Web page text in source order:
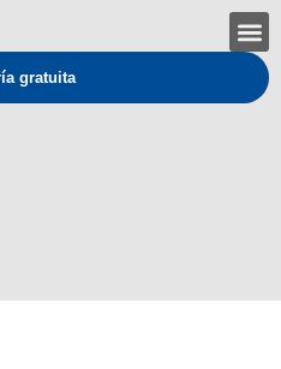
gratuita